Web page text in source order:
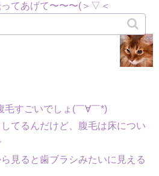
てあげて〜〜〜(＞▽＜
毛すごいでしょ(￣∀￣*)
てるんだけど、腹毛は床につい
見ると歯ブラシみたいに見える